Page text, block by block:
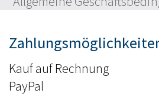
Kauf auf Rechnung
PayPal